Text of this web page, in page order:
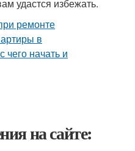
удастся избежать.
на сайте: